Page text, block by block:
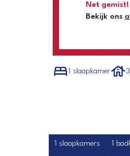
Net
Bekijk ons
1 slaapkamer
1 slaapkamers 1